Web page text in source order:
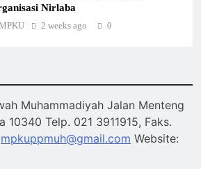
Nirlaba
2 weeks ago 0
Muhammadiyah Jalan Menteng
10340 Telp. 021 3911915, Faks.
mpkuppmuh@gmail.com Website: